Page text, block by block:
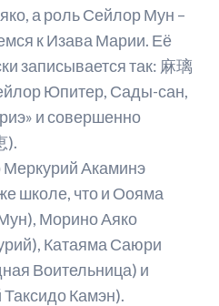
а роль Сейлор Мун –
к Изава Марии. Её
записывается так: 麻璃
Юпитер, Сады-сан,
и совершенно
).
Меркурий Акаминэ
школе, что и Оояма
Морино Аяко
Катаяма Саюри
Воительница) и
Камэн).